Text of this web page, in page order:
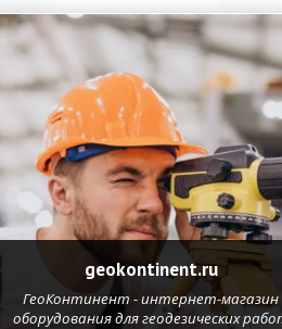
geokontinent.ru
ГеоКонтинент - интернет-магазин
оборудования для геодезических